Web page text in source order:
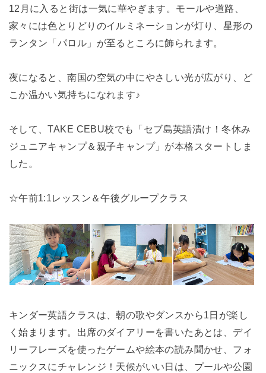
12月に入ると街は一気に華やぎます。モールや道路、
家々には色とりどりのイルミネーションが灯り、星形の
ランタン「パロル」が至るところに飾られます。
夜になると、南国の空気の中にやさしい光が広がり、ど
こか温かい気持ちになれます♪
そして、TAKE CEBU校でも「セブ島英語漬け！冬休み
ジュニアキャンプ＆親子キャンプ」が本格スタートしま
した。
☆午前1:1レッスン＆午後グループクラス
キンダー英語クラスは、朝の歌やダンスから1日が楽し
く始まります。出席のダイアリーを書いたあとは、デイ
リーフレーズを使ったゲームや絵本の読み聞かせ、フォ
ニックスにチャレンジ！天候がいい日は、プールや公園